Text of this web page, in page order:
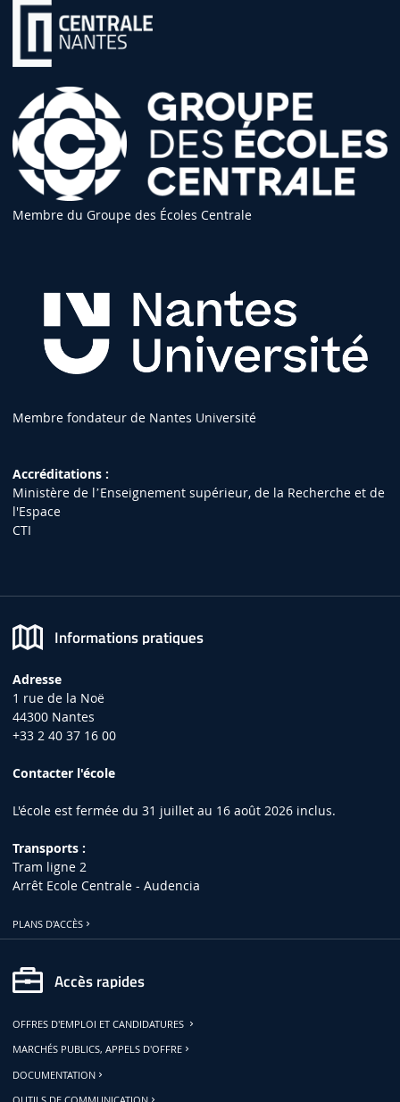
Membre du Groupe des Écoles Centrale
Membre fondateur de Nantes Université
Accréditations :
Ministère de lʼEnseignement supérieur, de la Recherche et de
l'Espace
CTI
Informations pratiques
Adresse
1 rue de la Noë
44300 Nantes
+33 2 40 37 16 00
Contacter l'école
L'école est fermée du 31 juillet au 16 août 2026 inclus.
Transports :
Tram ligne 2
Arrêt Ecole Centrale - Audencia
PLANS D'ACCÈS
Accès rapides
OFFRES D'EMPLOI ET CANDIDATURES
MARCHÉS PUBLICS, APPELS D'OFFRE
DOCUMENTATION